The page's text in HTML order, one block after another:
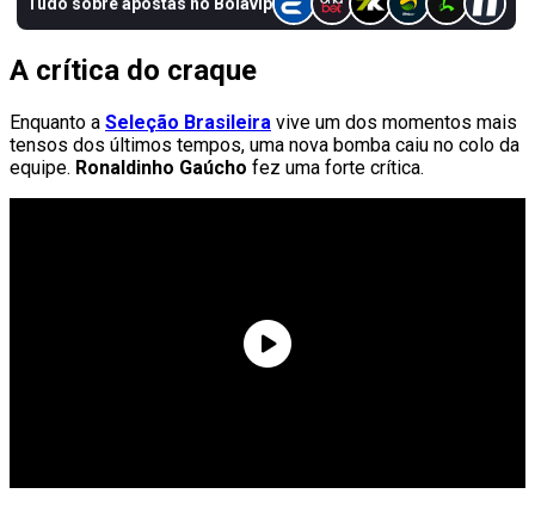
A crítica do craque
Enquanto a Seleção Brasileira vive um dos momentos mais
tensos dos últimos tempos, uma nova bomba caiu no colo da
equipe. Ronaldinho Gaúcho fez uma forte crítica.